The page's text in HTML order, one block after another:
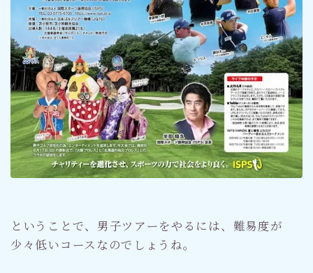
ということで、男子ツアーをやるには、難易度が
少々低いコースなのでしょうね。